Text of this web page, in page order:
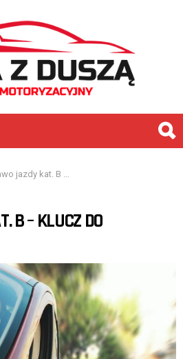
kat. B – klucz do samodzielności
B – KLUCZ DO